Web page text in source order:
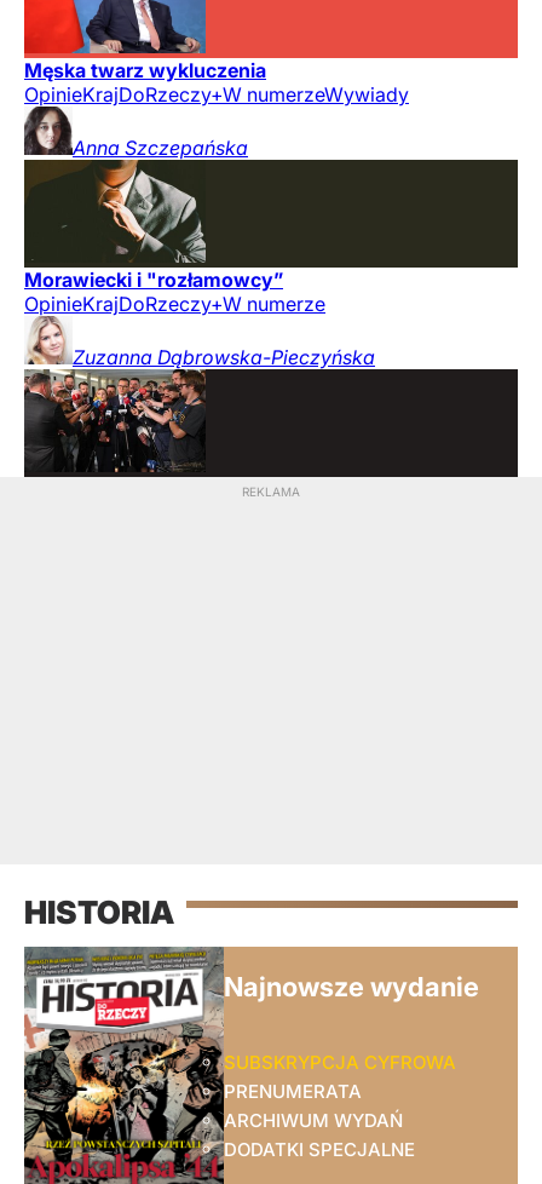
Męska twarz wykluczenia
OpinieKrajDoRzeczy+W numerzeWywiady
Anna Szczepańska
Morawiecki i "rozłamowcy”
OpinieKrajDoRzeczy+W numerze
Zuzanna Dąbrowska-Pieczyńska
HISTORIA
SUBSKRYPCJA CYFROWA
PRENUMERATA
ARCHIWUM WYDAŃ
DODATKI SPECJALNE
Najnowsze wydanie